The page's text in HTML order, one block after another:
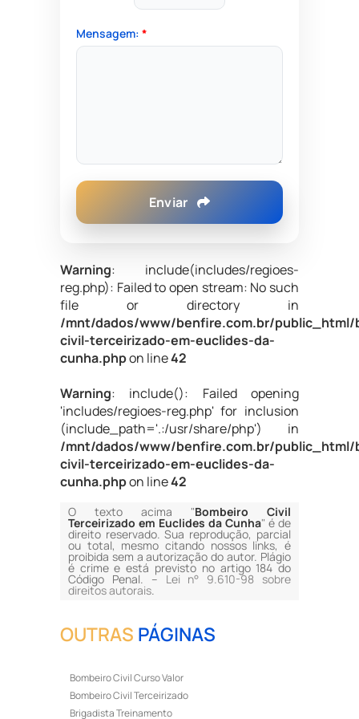
Mensagem: *
Enviar
Warning: include(includes/regioes-
reg.php): Failed to open stream: No such
file or directory in
/mnt/dados/www/benfire.com.br/public_html/
civil-terceirizado-em-euclides-da-
cunha.phpon line42
Warning: include(): Failed opening
'includes/regioes-reg.php' for inclusion
(include_path='.:/usr/share/php') in
/mnt/dados/www/benfire.com.br/public_html/
civil-terceirizado-em-euclides-da-
cunha.phpon line42
O texto acima "Bombeiro Civil
Terceirizado em Euclides da Cunha" é de
direito reservado. Sua reprodução, parcial
ou total, mesmo citando nossos links, é
proibida sem a autorização do autor. Plágio
é crime e está previsto no artigo 184 do
Código Penal. – Lei n° 9.610-98 sobre
direitos autorais.
OUTRAS PÁGINAS
Bombeiro Civil Curso Valor
Bombeiro Civil Terceirizado
Brigadista Treinamento